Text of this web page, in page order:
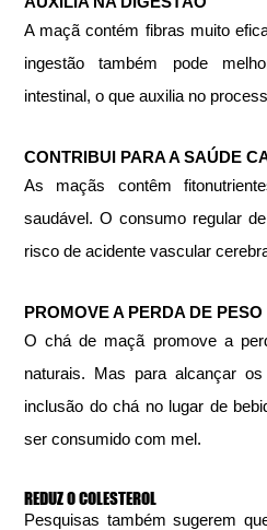
A maçã contém fibras muito
ingestão também pode
intestinal, o que auxilia no
CONTRIBUI PARA A SAÚDE
As maçãs contêm
saudável. O consumo regular
risco de acidente vascular
PROMOVE A PERDA DE PESO
O chá de maçã promove a
naturais. Mas para alcançar
inclusão do chá no lugar de
ser consumido com mel.
REDUZ O COLESTEROL
Pesquisas também sugerem